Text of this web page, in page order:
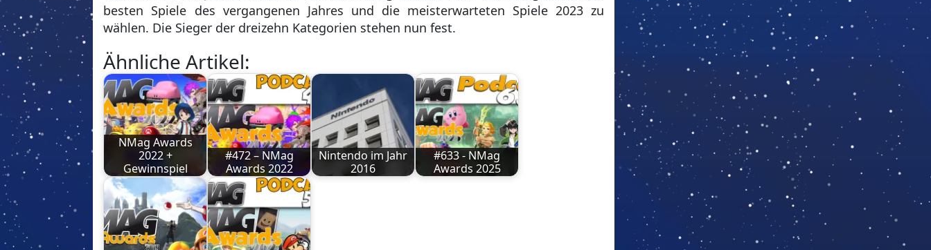
besten Spiele des vergangenen Jahres und die meisterwarteten Spiele 2023 zu
wählen. Die Sieger der dreizehn Kategorien stehen nun fest.
Ähnliche Artikel:
NMag Awards
2022 +
Gewinnspiel
#472 – NMag
Awards 2022
Nintendo im Jahr
2016
#633 - NMag
Awards 2025